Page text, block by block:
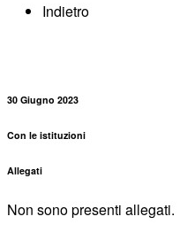
Indietro
30 Giugno 2023
Con le istituzioni
Allegati
Non sono presenti allegati.